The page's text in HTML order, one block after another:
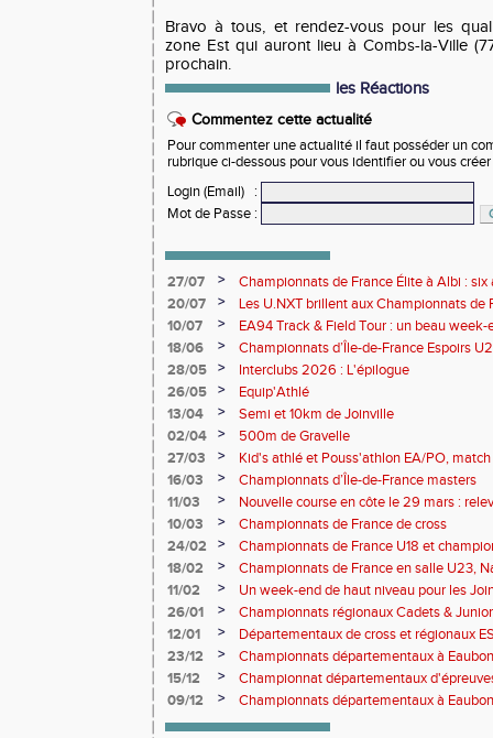
Bravo à tous, et rendez-vous pour les
zone Est qui auront lieu à Combs-la-Ville
prochain.
les Réactions
Commentez cette actualité
Pour commenter une actualité il faut posséder un
rubrique ci-dessous pour vous identifier ou vous
Login (Email)
:
Mot de Passe :
27/07 >
Championnats de France Élite à Albi :
rendez-vous de l'élite nationale
20/07 >
Les U.NXT brillent aux Championnats de
une pluie de performances
10/07 >
EA94 Track & Field Tour : un beau
18/06
>
Championnats d’Île-de-France Espoirs
28/05
>
Interclubs 2026 : L'épilogue
26/05
>
Equip'Athlé
13/04
>
Semi et 10km de Joinville
02/04
>
500m de Gravelle
27/03
>
Kid's athlé et Pouss'athlon EA/PO,
championnat LIFA épreuves combinées
16/03 >
Championnats d’Île-de-France masters
11/03
>
Nouvelle course en côte le 29 mars :
10/03
>
Championnats de France de cross
24/02
>
Championnats de France U18 et
Lancers Long
18/02 >
Championnats de France en salle U23,
de cross-country
11/02 >
Un week-end de haut niveau pour les
26/01
>
Championnats régionaux Cadets &
performances avant le Meeting de Paris
12/01 >
Départementaux de cross et régionaux
23/12
>
Championnats départementaux à
15/12
>
Championnat départementaux
09/12
> Championnats départementaux à